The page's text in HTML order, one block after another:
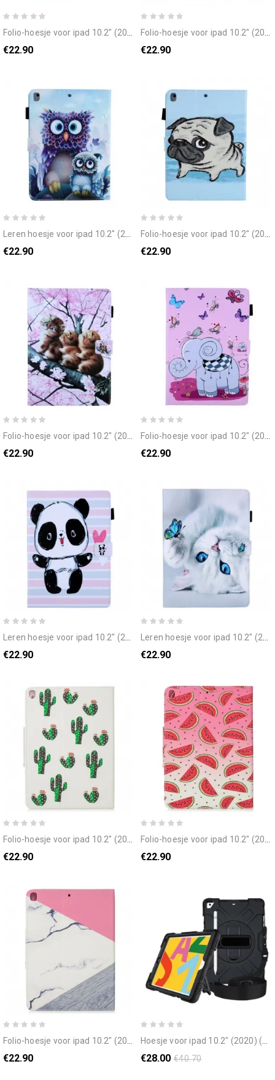
folio-hoesje voor ipad 10.2" (2020) (2019) / air 10.5" / pro 10.5" olifantenkunst
€22.90
folio-hoesje voor ipad 10.2" (2020) (2019) / air 10.5" / pro 10.5" panda pewpew
€22.90
leren hoesje voor ipad 10.2" (2020) (2019) / air 10.5" / pro 10.5" verbaasde uilen
€22.90
folio-hoesje voor ipad 10.2" (2020) (2019) / air 10.5" / pro 10.5" grote hond
€22.90
folio-hoesje voor ipad 10.2" (2020) (2019) / air 10.5" / pro 10.5" alle katten
€22.90
folio-hoesje voor ipad 10.2" (2020) (2019) / air 10.5" / pro 10.5" mijn olifant
€22.90
leren hoesje voor ipad 10.2" (2020) (2019) / air 10.5" / pro 10.5" panda liefde
€22.90
leren hoesje voor ipad 10.2" (2020) (2019) / air 10.5" / pro 10.5" vlinders serie
€22.90
folio-hoesje voor ipad 10.2" (2020) (2019) / air 10.5" / pro 10.5" cactus
€22.90
folio-hoesje voor ipad 10.2" (2020) (2019) / air 10.5" / pro 10.5" watermeloenen
€22.90
folio-hoesje voor ipad 10.2" (2020) (2019) / air 10.5" / pro 10.5" marmeren ontwerp
€22.90
hoesje voor ipad 10.2" (2020) (2019) / air 10.5" / pro 10.5" superbestendige singelband en schouderriem
€28.00 €40.70